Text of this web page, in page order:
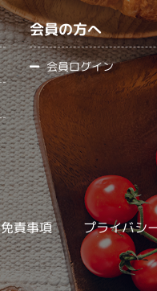
会員の方へ
会員ログイン
免責事項 プライバシ